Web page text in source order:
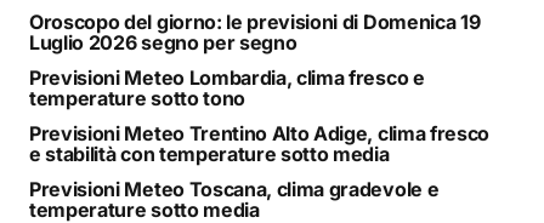
Oroscopo del giorno: le previsioni di Domenica 19
Luglio 2026 segno per segno
Previsioni Meteo Lombardia, clima fresco e
temperature sotto tono
Previsioni Meteo Trentino Alto Adige, clima fresco
e stabilità con temperature sotto media
Previsioni Meteo Toscana, clima gradevole e
temperature sotto media